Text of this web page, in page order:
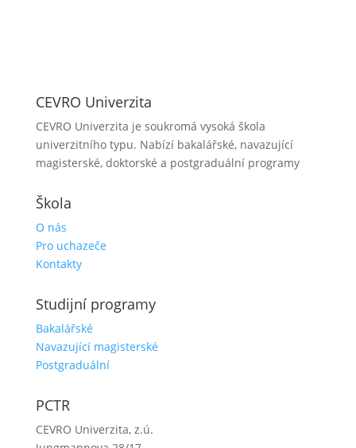
CEVRO Univerzita
CEVRO Univerzita je soukromá vysoká škola
univerzitního typu. Nabízí bakalářské, navazující
magisterské, doktorské a postgraduální programy
Škola
O nás
Pro uchazeče
Kontakty
Studijní programy
Bakalářské
Navazující magisterské
Postgraduální
PCTR
CEVRO Univerzita, z.ú.